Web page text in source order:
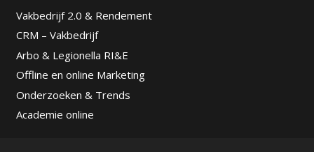
Vakbedrijf 2.0 & Rendement
CRM – Vakbedrijf
Arbo & Legionella RI&E
Offline en online Marketing
Onderzoeken & Trends
Academie online